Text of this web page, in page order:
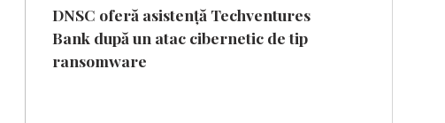
DNSC oferă asistență Techventures
Bank după un atac cibernetic de tip
ransomware